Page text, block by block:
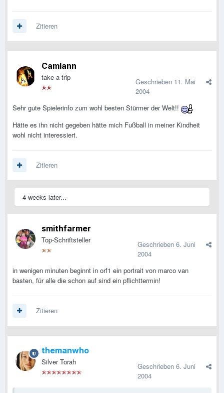
Zitieren
Camlann
take a trip Geschrieben 11. Mai
2004
Sehr gute Spielerinfo zum wohl besten Stürmer der Welt!!
Hätte es ihn nicht gegeben hätte mich Fußball in meiner Kindheit
wohl nicht interessiert.
Zitieren
4 weeks later...
smithfarmer
Top-Schriftsteller Geschrieben 6. Juni
2004
in wenigen minuten beginnt in orf1 ein portrait von marco van
basten, für alle die schon auf sind ein pflichttermin!
Zitieren
themanwho
Silver Torah Geschrieben 6. Juni
2004